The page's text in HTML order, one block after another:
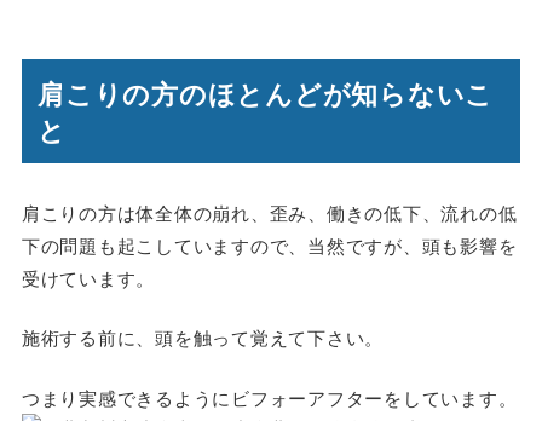
肩こりの方のほとんどが知らないこ
と
肩こりの方は体全体の崩れ、歪み、働きの低下、流れの低
下の問題も起こしていますので、当然ですが、頭も影響を
受けています。
施術する前に、頭を触って覚えて下さい。
つまり実感できるようにビフォーアフターをしています。